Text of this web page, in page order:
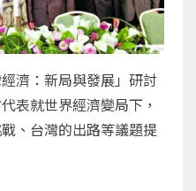
濟：新局與發展」研討
表就世界經濟變局下，
、台灣的出路等議題提